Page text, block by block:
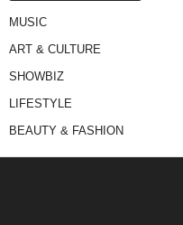
MUSIC
ART & CULTURE
SHOWBIZ
LIFESTYLE
BEAUTY & FASHION